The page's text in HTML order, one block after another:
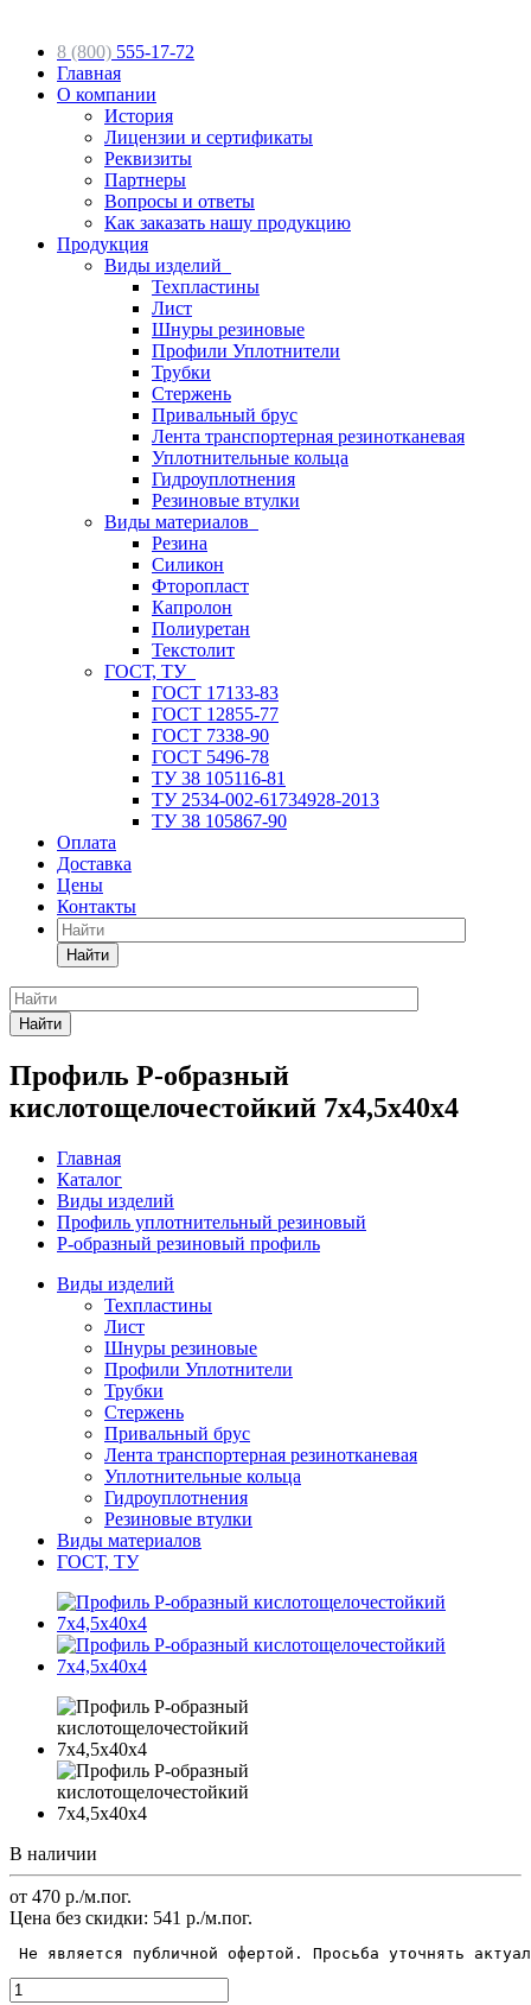
8 (800) 555-17-72
Главная
О компании
История
Лицензии и сертификаты
Реквизиты
Партнеры
Вопросы и ответы
Как заказать нашу продукцию
Продукция
Виды изделий
Техпластины
Лист
Шнуры резиновые
Профили Уплотнители
Трубки
Стержень
Привальный брус
Лента транспортерная резинотканевая
Уплотнительные кольца
Гидроуплотнения
Резиновые втулки
Виды материалов
Резина
Силикон
Фторопласт
Капролон
Полиуретан
Текстолит
ГОСТ, ТУ
ГОСТ 17133-83
ГОСТ 12855-77
ГОСТ 7338-90
ГОСТ 5496-78
ТУ 38 105116-81
ТУ 2534-002-61734928-2013
ТУ 38 105867-90
Оплата
Доставка
Цены
Контакты
Найти
Найти
Профиль Р-образный
кислотощелочестойкий 7х4,5х40х4
Главная
Каталог
Виды изделий
Профиль уплотнительный резиновый
Р-образный резиновый профиль
Виды изделий
Техпластины
Лист
Шнуры резиновые
Профили Уплотнители
Трубки
Стержень
Привальный брус
Лента транспортерная резинотканевая
Уплотнительные кольца
Гидроуплотнения
Резиновые втулки
Виды материалов
ГОСТ, ТУ
В наличии
от 470 р./м.пог.
Цена без скидки: 541 р./м.пог.
Не является публичной офертой. Просьба уточнять